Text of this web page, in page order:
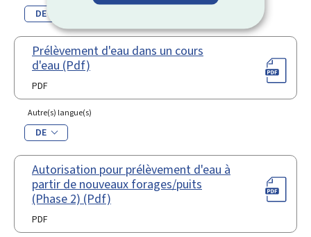
DE
Prélèvement d'eau dans un cours
d'eau (Pdf)
PDF
Autre(s) langue(s)
DE
Autorisation pour prélèvement d'eau à
partir de nouveaux forages/puits
(Phase 2) (Pdf)
PDF